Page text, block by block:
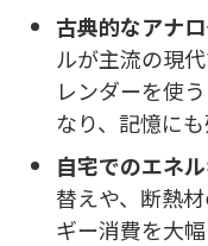
古典的なアナ
ルが主流の現
レンダーを使
なり、記憶に
自宅でのエネ
替えや、断熱
ギー消費を大幅